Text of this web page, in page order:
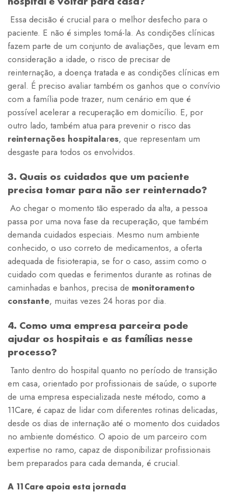
Essa decisão é crucial para o melhor desfecho para o
paciente. E não é simples tomá-la. As condições clínicas
fazem parte de um conjunto de avaliações, que levam em
consideração a idade, o risco de precisar de
reinternação, a doença tratada e as condições clínicas em
geral. É preciso avaliar também os ganhos que o convívio
com a família pode trazer, num cenário em que é
possível acelerar a recuperação em domicílio. E, por
outro lado, também atua para prevenir o risco das
reinternações hospitalares, que representam um
desgaste para todos os envolvidos.
3. Quais os cuidados que um paciente
precisa tomar para não ser reinternado?
Ao chegar o momento tão esperado da alta, a pessoa
passa por uma nova fase da recuperação, que também
demanda cuidados especiais. Mesmo num ambiente
conhecido, o uso correto de medicamentos, a oferta
adequada de fisioterapia, se for o caso, assim como o
cuidado com quedas e ferimentos durante as rotinas de
caminhadas e banhos, precisa de monitoramento
constante, muitas vezes 24 horas por dia.
4. Como uma empresa parceira pode
ajudar os hospitais e as famílias nesse
processo?
Tanto dentro do hospital quanto no período de transição
em casa, orientado por profissionais de saúde, o suporte
de uma empresa especializada neste método, como a
11Care, é capaz de lidar com diferentes rotinas delicadas,
desde os dias de internação até o momento dos cuidados
no ambiente doméstico. O apoio de um parceiro com
expertise no ramo, capaz de disponibilizar profissionais
bem preparados para cada demanda, é crucial.
A 11Care apoia esta jornada